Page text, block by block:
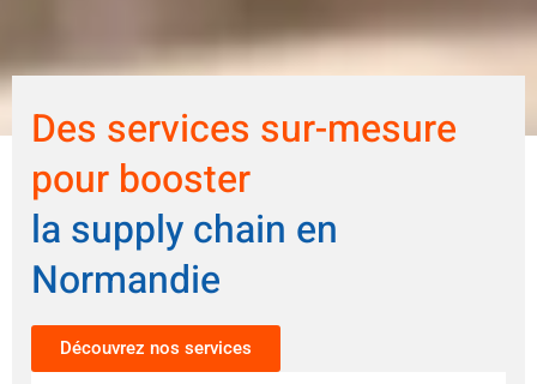
Des services sur-mesure
pour booster
la supply chain en
Normandie
Découvrez nos services